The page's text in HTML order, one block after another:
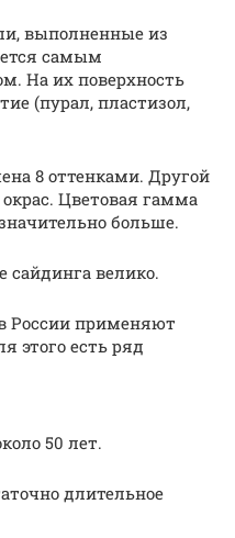
выполненные из
самым
На их поверхность
(пурал, пластизол,
8 оттенками. Другой
Цветовая гамма
больше.
велико.
России применяют
этого есть ряд
50 лет.
длительное